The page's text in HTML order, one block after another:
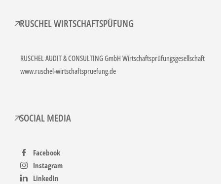
RUSCHEL WIRTSCHAFTSPÜFUNG
RUSCHEL AUDIT & CONSULTING GmbH Wirtschaftsprüfungsgesellschaft
www.ruschel-wirtschaftspruefung.de
SOCIAL MEDIA
Facebook
Instagram
LinkedIn